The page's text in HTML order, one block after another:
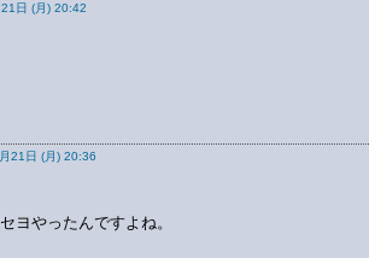
日 (月) 20:42
21日 (月) 20:36
ヨやったんですよね。